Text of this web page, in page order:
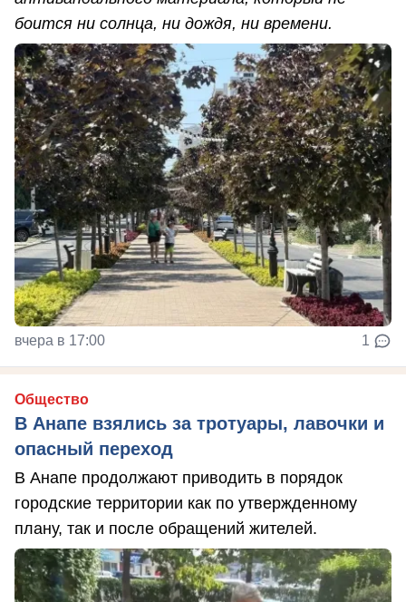
боится ни солнца, ни дождя, ни времени.
вчера в 17:00 1
Общество
В Анапе взялись за тротуары, лавочки и
опасный переход
В Анапе продолжают приводить в порядок
городские территории как по утвержденному
плану, так и после обращений жителей.